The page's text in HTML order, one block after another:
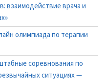
взаимодействие врача и
олимпиада по терапии
соревнования по
ситуациях —